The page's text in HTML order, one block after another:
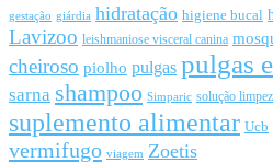
gestação giárdia hidratação higiene bucal
Lavizoo leishmaniose visceral canina
cheiroso piolho pulgas pulgas
sarna shampoo Simparic solução
suplemento alimentar Ucb
vermifugo viagem Zoetis